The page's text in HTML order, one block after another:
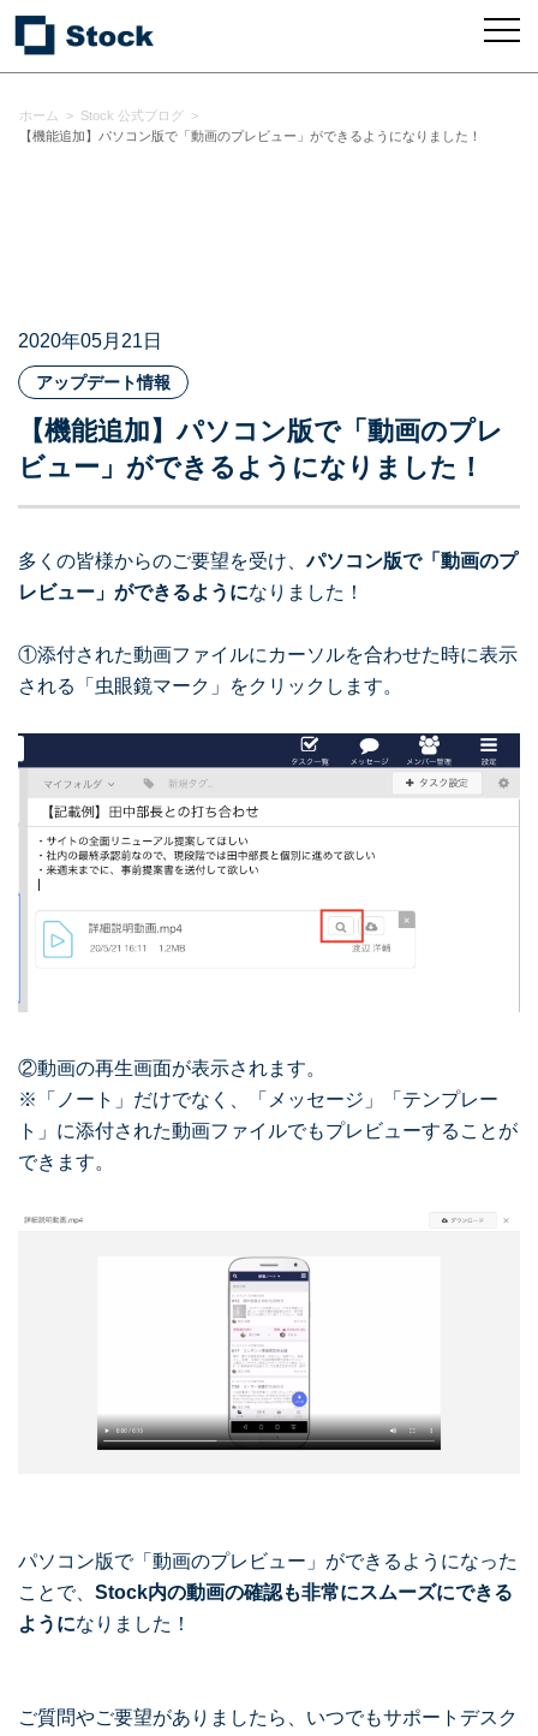
ホーム > Stock 公式ブログ >
【機能追加】パソコン版で「動画のプレビュー」ができるようになりました！
2020年05月21日
アップデート情報
【機能追加】パソコン版で「動画のプレ
ビュー」ができるようになりました！
多くの皆様からのご要望を受け、パソコン版で「動画のプ
レビュー」ができるようになりました！
①添付された動画ファイルにカーソルを合わせた時に表示
される「虫眼鏡マーク」をクリックします。
②動画の再生画面が表示されます。
※「ノート」だけでなく、「メッセージ」「テンプレー
ト」に添付された動画ファイルでもプレビューすることが
できます。
パソコン版で「動画のプレビュー」ができるようになった
ことで、 Stock内の動画の確認も非常にスムーズにできる
ようになりました！
ご質問やご要望がありましたら、いつでもサポートデスク